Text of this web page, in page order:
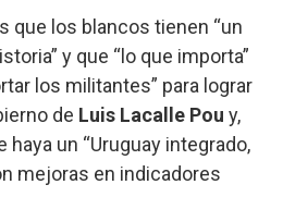
que los blancos tienen “un
y que “lo que importa”
los militantes” para lograr
de Luis Lacalle Pou y,
haya un “Uruguay integrado,
mejoras en indicadores